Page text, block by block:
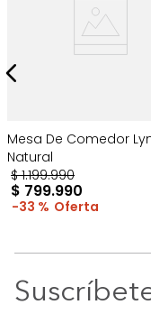
Mesa De Comedor
Natural
$ 1.199.990
$ 799.990
33 %